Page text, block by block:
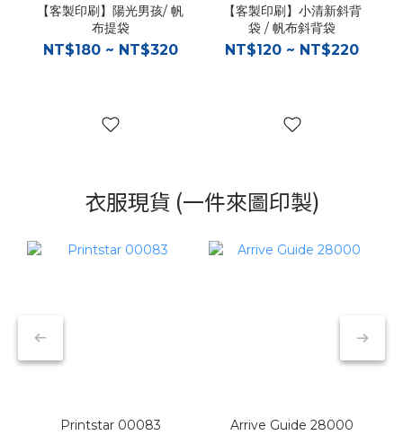
【客製印刷】陽光男孩/ 帆
布提袋
NT$180 ~ NT$320
【客製印刷】小清新斜背
袋 / 帆布斜背袋
NT$120 ~ NT$220
衣服現貨 (一件來圖印製)
Printstar 00083 Arrive Guide 28000